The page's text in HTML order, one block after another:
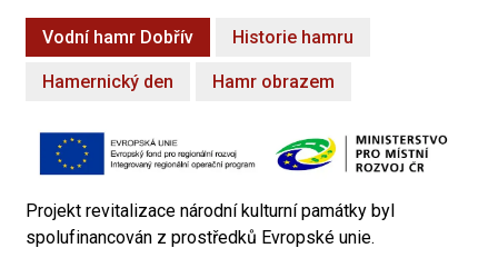
Vodní hamr Dobřív Historie hamru
Hamernický den Hamr obrazem
Projekt revitalizace národní kulturní památky byl
spolufinancován z prostředků Evropské unie.